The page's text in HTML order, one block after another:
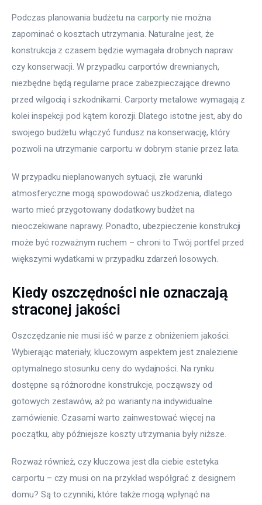
Podczas planowania budżetu na carporty nie można
zapominać o kosztach utrzymania. Naturalne jest, że
konstrukcja z czasem będzie wymagała drobnych napraw
czy konserwacji. W przypadku carportów drewnianych,
niezbędne będą regularne prace zabezpieczające drewno
przed wilgocią i szkodnikami. Carporty metalowe wymagają z
kolei inspekcji pod kątem korozji. Dlatego istotne jest, aby do
swojego budżetu włączyć fundusz na konserwację, który
pozwoli na utrzymanie carportu w dobrym stanie przez lata.
W przypadku nieplanowanych sytuacji, złe warunki
atmosferyczne mogą spowodować uszkodzenia, dlatego
warto mieć przygotowany dodatkowy budżet na
nieoczekiwane naprawy. Ponadto, ubezpieczenie konstrukcji
może być rozważnym ruchem – chroni to Twój portfel przed
większymi wydatkami w przypadku zdarzeń losowych.
Kiedy oszczędności nie oznaczają
straconej jakości
Oszczędzanie nie musi iść w parze z obniżeniem jakości.
Wybierając materiały, kluczowym aspektem jest znalezienie
optymalnego stosunku ceny do wydajności. Na rynku
dostępne są różnorodne konstrukcje, począwszy od
gotowych zestawów, aż po warianty na indywidualne
zamówienie. Czasami warto zainwestować więcej na
początku, aby późniejsze koszty utrzymania były niższe.
Rozważ również, czy kluczowa jest dla ciebie estetyka
carportu – czy musi on na przykład współgrać z designem
domu? Są to czynniki, które także mogą wpłynąć na